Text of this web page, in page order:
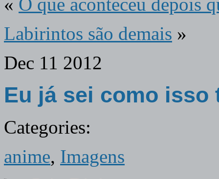
« O que aconteceu depois
Labirintos são demais »
Dec 11 2012
Eu já sei como isso
Categories:
anime, Imagens